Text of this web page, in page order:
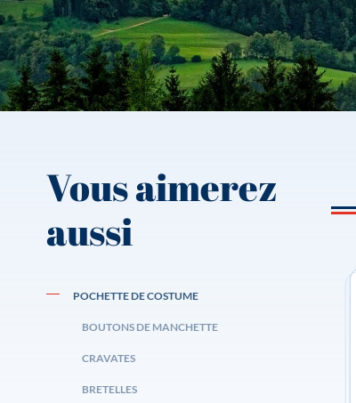
Vous aimerez
aussi
POCHETTE DE COSTUME
BOUTONS DE MANCHETTE
CRAVATES
BRETELLES